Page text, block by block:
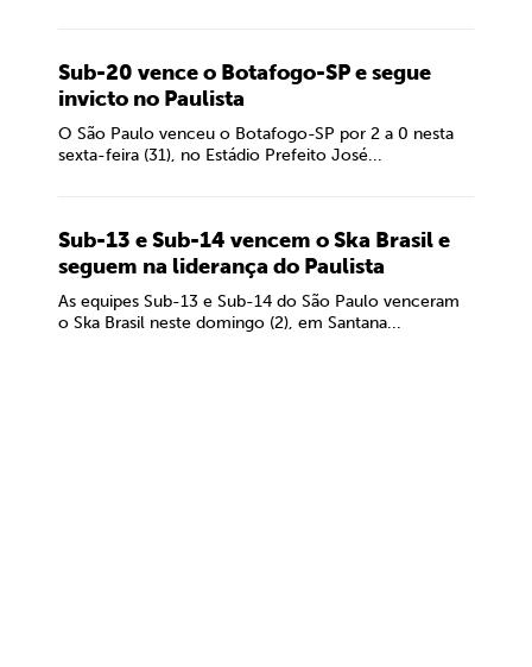
Sub-20 vence o Botafogo-SP e segue
invicto no Paulista
O São Paulo venceu o Botafogo-SP por 2 a 0 nesta
sexta-feira (31), no Estádio Prefeito José...
Sub-13 e Sub-14 vencem o Ska Brasil e
seguem na liderança do Paulista
As equipes Sub-13 e Sub-14 do São Paulo venceram
o Ska Brasil neste domingo (2), em Santana...